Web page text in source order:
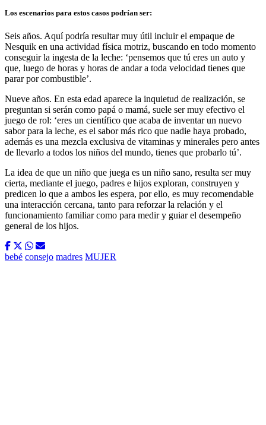
Los escenarios para estos casos podrían ser:
Seis años. Aquí podría resultar muy útil incluir el empaque de
Nesquik en una actividad física motriz, buscando en todo momento
conseguir la ingesta de la leche: ‘pensemos que tú eres un auto y
que, luego de horas y horas de andar a toda velocidad tienes que
parar por combustible’.
Nueve años. En esta edad aparece la inquietud de realización, se
preguntan si serán como papá o mamá, suele ser muy efectivo el
juego de rol: ‘eres un científico que acaba de inventar un nuevo
sabor para la leche, es el sabor más rico que nadie haya probado,
además es una mezcla exclusiva de vitaminas y minerales pero antes
de llevarlo a todos los niños del mundo, tienes que probarlo tú’.
La idea de que un niño que juega es un niño sano, resulta ser muy
cierta, mediante el juego, padres e hijos exploran, construyen y
predicen lo que a ambos les espera, por ello, es muy recomendable
una interacción cercana, tanto para reforzar la relación y el
funcionamiento familiar como para medir y guiar el desempeño
general de los hijos.
bebé consejo madres MUJER